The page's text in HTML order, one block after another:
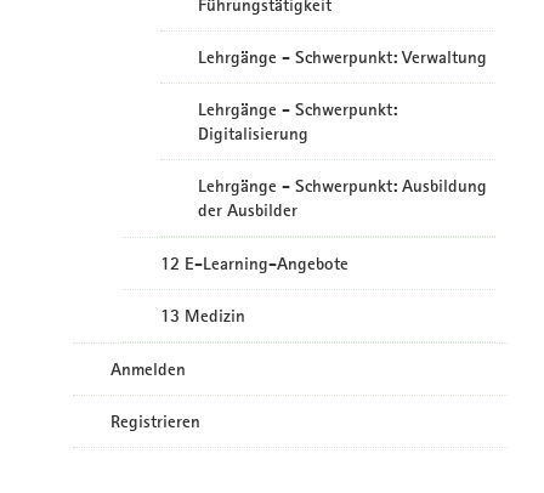
Führungstätigkeit
Lehrgänge - Schwerpunkt: Verwaltung
Lehrgänge - Schwerpunkt:
Digitalisierung
Lehrgänge - Schwerpunkt: Ausbildung
der Ausbilder
12 E-Learning-Angebote
13 Medizin
Anmelden
Registrieren